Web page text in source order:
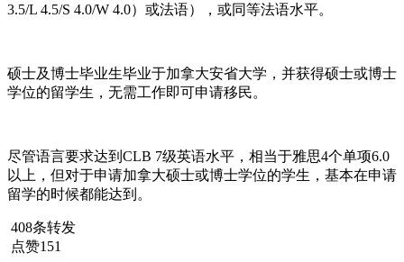
3.5/L 4.5/S 4.0/W 4.0）或法语），或同等法语水平。
硕士及博士毕业生毕业于加拿大安省大学，并获得硕士或博士
学位的留学生，无需工作即可申请移民。
尽管语言要求达到CLB 7级英语水平，相当于雅思4个单项6.0
以上，但对于申请加拿大硕士或博士学位的学生，基本在申请
留学的时候都能达到。
408条转发
点赞151